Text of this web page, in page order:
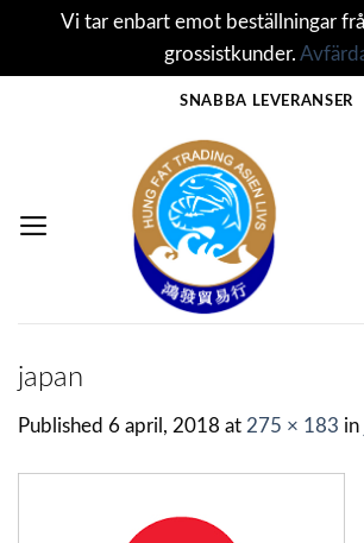
Vi tar enbart emot beställningar
grossistkunder.
SNABBA LEVERANSER
japan
Published 6 april, 2018 at 275 × 183 in